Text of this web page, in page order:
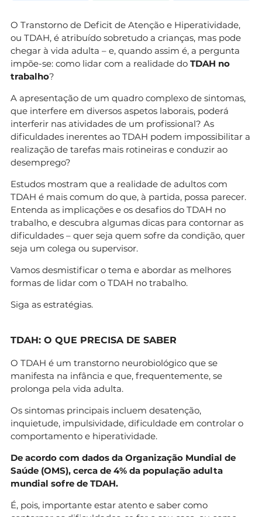
O Transtorno de Deficit de Atenção e Hiperatividade,
ou TDAH, é atribuído sobretudo a crianças, mas pode
chegar à vida adulta – e, quando assim é, a pergunta
impõe-se: como lidar com a realidade do TDAH no
trabalho?
A apresentação de um quadro complexo de sintomas,
que interfere em diversos aspetos laborais, poderá
interferir nas atividades de um profissional? As
dificuldades inerentes ao TDAH podem impossibilitar a
realização de tarefas mais rotineiras e conduzir ao
desemprego?
Estudos mostram que a realidade de adultos com
TDAH é mais comum do que, à partida, possa parecer.
Entenda as implicações e os desafios do TDAH no
trabalho, e descubra algumas dicas para contornar as
dificuldades – quer seja quem sofre da condição, quer
seja um colega ou supervisor.
Vamos desmistificar o tema e abordar as melhores
formas de lidar com o TDAH no trabalho.
Siga as estratégias.
TDAH: O QUE PRECISA DE SABER
O TDAH é um transtorno neurobiológico que se
manifesta na infância e que, frequentemente, se
prolonga pela vida adulta.
Os sintomas principais incluem desatenção,
inquietude, impulsividade, dificuldade em controlar o
comportamento e hiperatividade.
De acordo com dados da Organização Mundial de
Saúde (OMS), cerca de 4% da população adulta
mundial sofre de TDAH.
É, pois, importante estar atento e saber como